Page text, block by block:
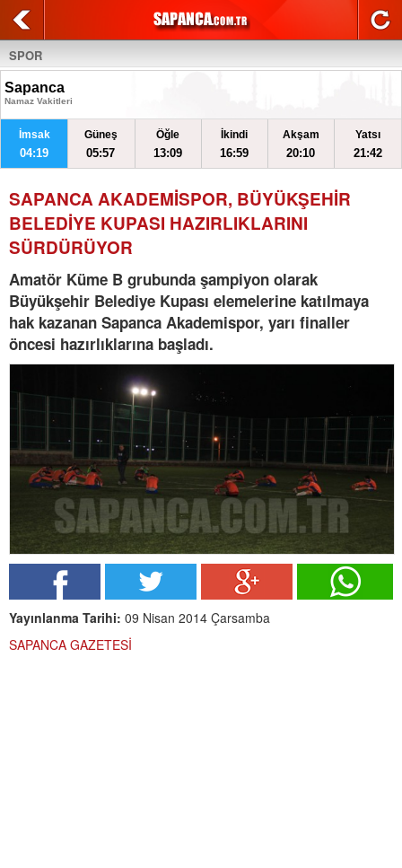
SPOR
Sapanca
Namaz Vakitleri
İmsak
04:19
Güneş
05:57
Öğle
13:09
İkindi
16:59
Akşam
20:10
Yatsı
21:42
SAPANCA AKADEMİSPOR, BÜYÜKŞEHİR
BELEDİYE KUPASI HAZIRLIKLARINI
SÜRDÜRÜYOR
Amatör Küme B grubunda şampiyon olarak
Büyükşehir Belediye Kupası elemelerine katılmaya
hak kazanan Sapanca Akademispor, yarı finaller
öncesi hazırlıklarına başladı.
Yayınlanma Tarihi: 09 Nisan 2014 Çarsamba
SAPANCA GAZETESİ